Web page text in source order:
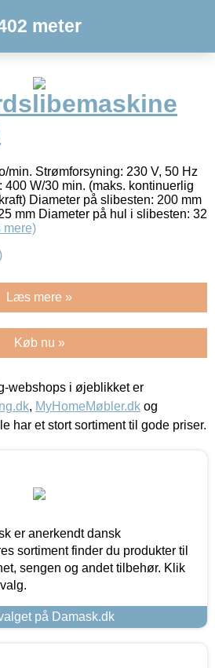
meter
min. Strømforsyning: 230 V, 50 Hz
400 W/30 min. (maks. kontinuerlig
Diameter på slibesten: 200 mm
mm Diameter på hul i slibesten: 32
Læs mere »
Køb nu »
webshops i øjeblikket er
, MyHomeMøbler.dk og
har et stort sortiment til gode priser.
er anerkendt dansk
sortiment finder du produkter til
sengen og andet tilbehør. Klik
på Damask.dk